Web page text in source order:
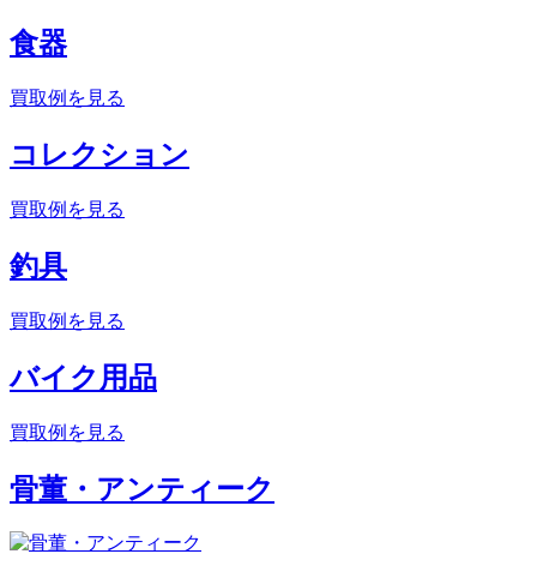
食器
買取例を見る
コレクション
買取例を見る
釣具
買取例を見る
バイク用品
買取例を見る
骨董・アンティーク